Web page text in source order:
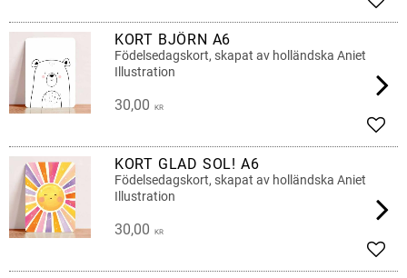
Add
KORT BJÖRN A6
Födelsedagskort, skapat av holländska Aniet
Illustration
30,00 KR
Add
KORT GLAD SOL! A6
Födelsedagskort, skapat av holländska Aniet
Illustration
30,00 KR
Add